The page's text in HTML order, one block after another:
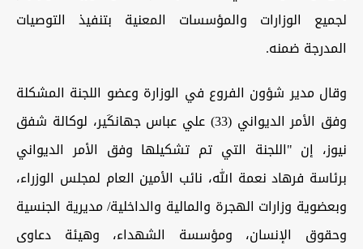
لجميع الوزارات والمؤسسات المعنية بتنفيذ التوصيات
المدرجة ضمنه.
وقال مدير شؤون الفروع في الوزارة وعضو اللجنة المشكلة
وفق الأمر الديواني (33) علي عباس جهانكَير، لوكالة شفق
نيوز، إن "اللجنة التي تم تشكيلها وفق الأمر الديواني
برئاسة فرهاد نعمة الله، نائب الأمين العام لمجلس الوزراء،
وبعضوية وزارات الهجرة والمالية والداخلية/ مديرية الجنسية
وحقوق الإنسان، ومؤسسة الشهداء، وهيئة دعاوى